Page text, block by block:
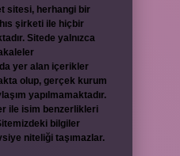
sitesi, herhangi bir
şirketi ile hiçbir
Sitede yalnızca
yer alan içerikler
olup, gerçek kurum
yapılmamaktadır.
ile isim benzerlikleri
bilgiler
niteliği taşımazlar.